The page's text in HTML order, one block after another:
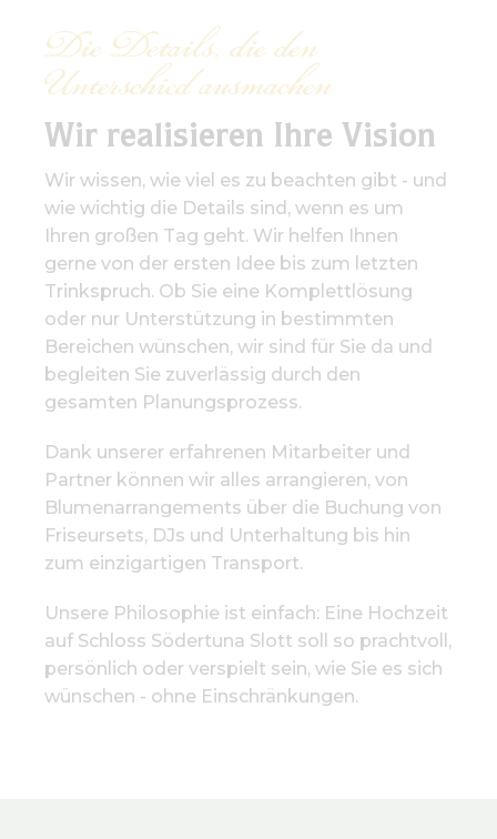
Die Details, die den
Unterschied ausmachen
Wir realisieren Ihre Vision
Wir wissen, wie viel es zu beachten gibt - und
wie wichtig die Details sind, wenn es um
Ihren großen Tag geht. Wir helfen Ihnen
gerne von der ersten Idee bis zum letzten
Trinkspruch. Ob Sie eine Komplettlösung
oder nur Unterstützung in bestimmten
Bereichen wünschen, wir sind für Sie da und
begleiten Sie zuverlässig durch den
gesamten Planungsprozess.
Dank unserer erfahrenen Mitarbeiter und
Partner können wir alles arrangieren, von
Blumenarrangements über die Buchung von
Friseursets, DJs und Unterhaltung bis hin
zum einzigartigen Transport.
Unsere Philosophie ist einfach: Eine Hochzeit
auf Schloss Södertuna Slott soll so prachtvoll,
persönlich oder verspielt sein, wie Sie es sich
wünschen - ohne Einschränkungen.